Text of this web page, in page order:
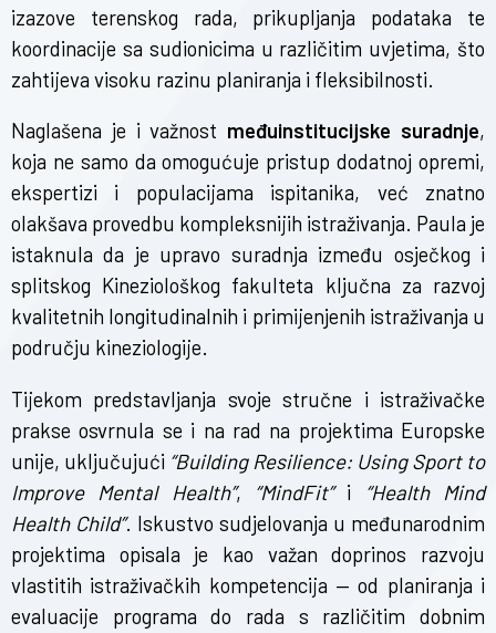
izazove terenskog rada, prikupljanja podataka te
koordinacije sa sudionicima u različitim uvjetima, što
zahtijeva visoku razinu planiranja i fleksibilnosti.
Naglašena je i važnost međuinstitucijske suradnje,
koja ne samo da omogućuje pristup dodatnoj opremi,
ekspertizi i populacijama ispitanika, već znatno
olakšava provedbu kompleksnijih istraživanja. Paula je
istaknula da je upravo suradnja između osječkog i
splitskog Kineziološkog fakulteta ključna za razvoj
kvalitetnih longitudinalnih i primijenjenih istraživanja u
području kineziologije.
Tijekom predstavljanja svoje stručne i istraživačke
prakse osvrnula se i na rad na projektima Europske
unije, uključujući “Building Resilience: Using Sport to
Improve Mental Health”, “MindFit”i
“Health Mind
Health Child”. Iskustvo sudjelovanja u međunarodnim
projektima opisala je kao važan doprinos razvoju
vlastitih istraživačkih kompetencija — od planiranja i
evaluacije programa do rada s različitim dobnim